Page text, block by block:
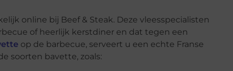
online bij Beef & Steak. Deze vleesspecialisten
of heerlijk kerstdiner en dat tegen een
op de barbecue, serveert u een echte Franse
soorten bavette, zoals: